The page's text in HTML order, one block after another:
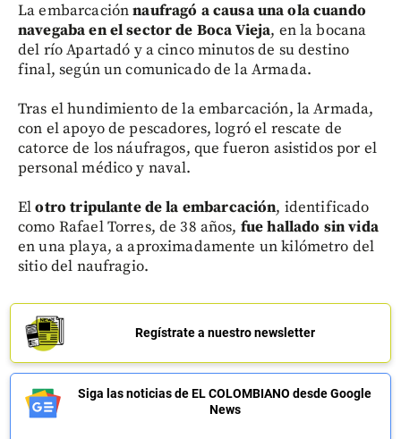
La embarcaciónnaufragó a causa una ola cuando
navegaba en el sector de Boca Vieja, en la bocana
del río Apartadó y a cinco minutos de su destino
final, según un comunicado de la Armada.
Tras el hundimiento de la embarcación, la Armada,
con el apoyo de pescadores, logró el rescate de
catorce de los náufragos, que fueron asistidos por el
personal médico y naval.
Elotro tripulante de la embarcación, identificado
como Rafael Torres, de 38 años, fue hallado sin vida
en una playa, a aproximadamente un kilómetro del
sitio del naufragio.
Regístrate a nuestro newsletter
Siga las noticias de EL COLOMBIANO desde Google
News